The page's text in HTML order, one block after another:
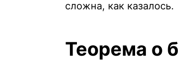
сложна, как казалось.
Теорема о